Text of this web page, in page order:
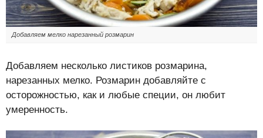
Добавляем мелко нарезанный розмарин
Добавляем несколько листиков розмарина,
нарезанных мелко. Розмарин добавляйте с
осторожностью, как и любые специи, он любит
умеренность.